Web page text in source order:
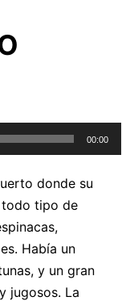
00:00
donde su
tipo de
Había un
y un gran
jugosos. La